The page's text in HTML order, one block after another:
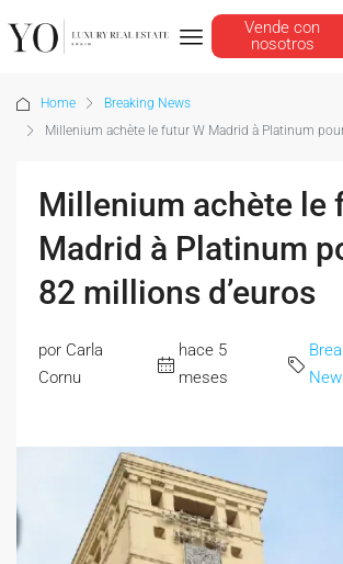
Vende con
nosotros
Home
Breaking News
Millenium achète le futur W Madrid à Platinum
Millenium achète le
Madrid à Platinum
82 millions d’euros
por Carla
Cornu
hace 5
meses